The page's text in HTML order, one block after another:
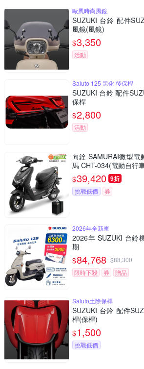
歐風時尚風鏡
SUZUKI 台鈴 配件
風鏡(風鏡)
$3,350
活動
Saluto 125 黑化 後保桿
SUZUKI 台鈴 配件
保桿
$2,800
活動
向銓 SAMURAI微型電
馬 CHT-034(電動自行
$39,420 9折
挑戰低價 券
2026年全新車
2026年 SUZUKI 台鈴
期
$84,768 $88,300
限時下殺
券 贈品
Saluto土除保桿
SUZUKI 台鈴 配件
桿(保桿)
$1,500
挑戰低價